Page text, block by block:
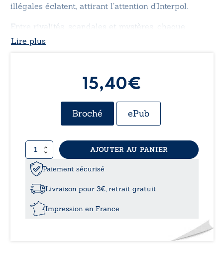
illégales éclatent, attirant l’attention d’Interpol.
Entre rivalités, scandales et mystères, chaque
révélation bouleverse les certitudes. Jusqu’où sont-
Lire plus
15,40€
Broché ePub
quantité
de
Les
caméléons
ou
du
Lanver
AJOUTER AU PANIER
Paiement sécurisé
Livraison pour 3€, retrait gratuit
Impression en France